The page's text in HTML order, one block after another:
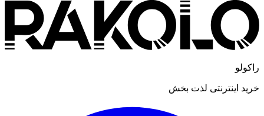
راکولو
خرید اینترنتی لذت بخش